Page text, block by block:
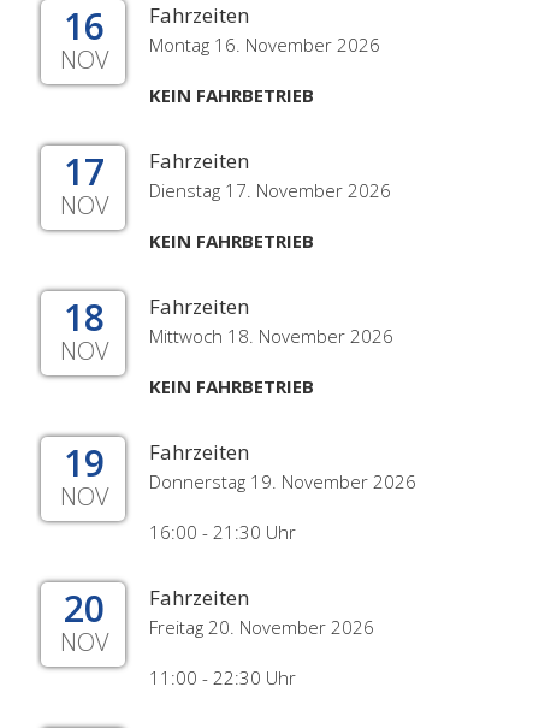
16
NOV
Fahrzeiten
Montag 16. November 2026
KEIN FAHRBETRIEB
17
NOV
Fahrzeiten
Dienstag 17. November 2026
KEIN FAHRBETRIEB
18
NOV
Fahrzeiten
Mittwoch 18. November 2026
KEIN FAHRBETRIEB
19
NOV
Fahrzeiten
Donnerstag 19. November 2026
16:00 - 21:30 Uhr
20
NOV
Fahrzeiten
Freitag 20. November 2026
11:00 - 22:30 Uhr